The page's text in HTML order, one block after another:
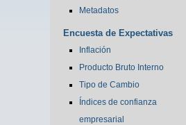
Metadatos
Encuesta de Expectativas
Inflación
Producto Bruto Interno
Tipo de Cambio
Índices de confianza
empresarial